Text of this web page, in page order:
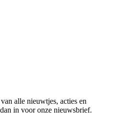
alle nieuwtjes, acties en
in voor onze nieuwsbrief.